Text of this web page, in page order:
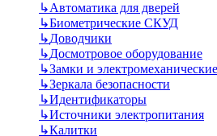
↳Автоматика для дверей
↳Биометрические СКУД
↳Доводчики
↳Досмотровое оборудование
↳Замки и
↳Зеркала безопасности
↳Идентификаторы
↳Источники электропитания
↳Калитки